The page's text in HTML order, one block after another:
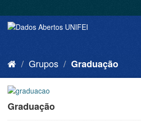
Grupos Graduação
Graduação